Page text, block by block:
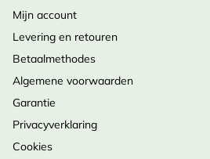
Wanneer te planten
grond.
voedselrijk.
Onderhoud
Bloeimaanden
Plukmaanden
Plantmaanden
Mijn account
Levering en retouren
Betaalmethodes
Algemene voorwaarden
Garantie
Privacyverklaring
Cookies